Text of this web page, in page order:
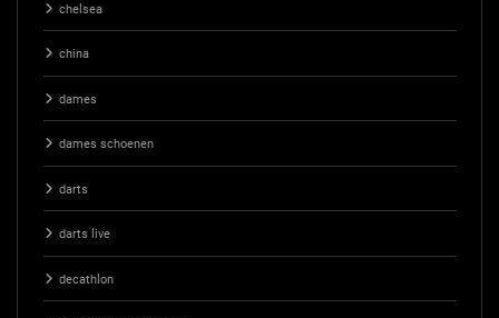
chelsea
china
dames
dames schoenen
darts
darts live
decathlon